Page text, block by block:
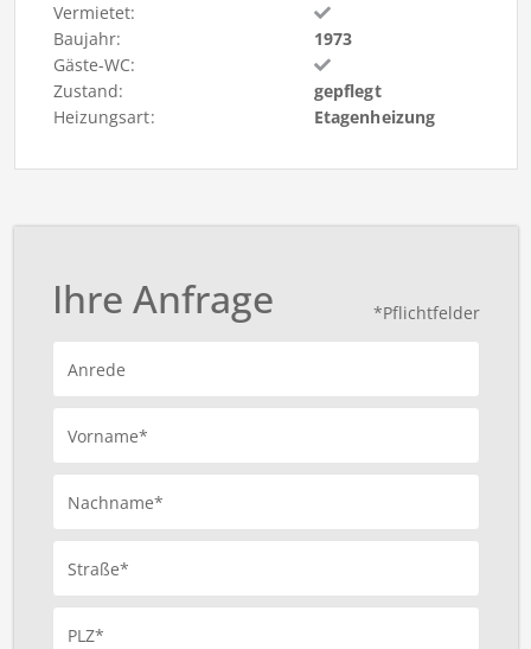
Vermietet:
Baujahr:
1973
Gäste-WC:
Zustand:
gepflegt
Heizungsart:
Etagenheizung
*Pflichtfelder
Ihre Anfrage
Anrede
Vorname*
Nachname*
Straße*
PLZ*